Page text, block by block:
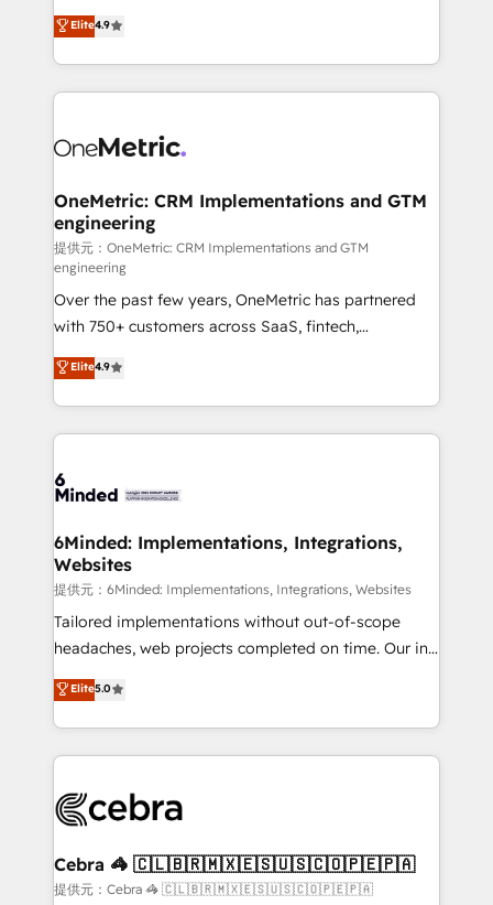
creativity to achieve measurable results. Founded in
Barcelona and operating across Spain, LATAM, and
the UK, we support global companies in building
smarter marketing, sales, and customer success
Iberia (Spain & Portugal), we combine human insight
growth. Our multidisciplinary team designs solutions
that simplify complexity, boost performance, and
turn innovation into real impact. 🌍 Highlights •
HubSpot Partner since 2012 • 2022 EMEA Impact
Award: Best Integration • 150+ successful HubSpot
projects • Clients in 30+ industries • Proprietary
technology for integrations • Multilingual team:
English, Spanish, Portuguese & Italian 👉 Grow
smarter with AI and HubSpot.
Elite4.9
OneMetric: CRM Implementations and GTM
engineering
提供元：OneMetric: CRM Implementations and GTM
engineering
Over the past few years, OneMetric has partnered
with 750+ customers across SaaS, fintech,
healthcare, real estate, and other industries. With
150+ HubSpot-certified experts, we deliver scalable
solutions to complex GTM and RevOps challenges.
Our Expertise 🔹 Onboarding & Implementation:
tailored to your GTM motion. 🔹 Migrations:
from other CRMs to HubSpot without data loss or
downtime. 🔹 RevOps Strategy: Align teams,
processes, and data to drive revenue efficiency. 🔹
Integrations: Connect HubSpot with your tech stack
for better adoption. 🔹 Custom Solutions: Build
SOC 2 Type II and ISO 27001 certified, reinforcing
our commitment to data security and compliance. At
Elite4.9
6Minded: Implementations, Integrations,
Websites
提供元：6Minded: Implementations, Integrations, Websites
Tailored implementations without out-of-scope
headaches, web projects completed on time. Our in-
house team of certified CRM architects, experts,
developers, designers, and marketers handles all
aspects of your HubSpot. ✨ 400+ global clients ✨
100+ seamless migrations from 15+ different CRMs
implementations, and 5,000+ pages ✨ CS: Clients
CS: 245% organic growth & +751% new visitors for a
full-funnel HubSpot project ✨ CS: 415% conversion
Elite5.0
Cebra 🦓 🇨🇱🇧🇷🇲🇽🇪🇸🇺🇸🇨🇴🇵🇪🇵🇦
提供元：Cebra 🦓 🇨🇱🇧🇷🇲🇽🇪🇸🇺🇸🇨🇴🇵🇪🇵🇦